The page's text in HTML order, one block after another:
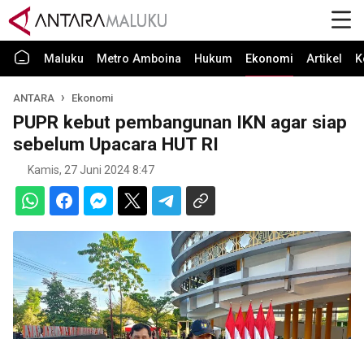
Maluku Metro Amboina Hukum Ekonomi Artikel
ANTARA Ekonomi
PUPR kebut pembangunan IKN agar siap
sebelum Upacara HUT RI
Kamis, 27 Juni 2024 8:47